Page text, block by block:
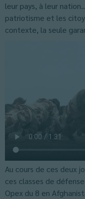
leur pays, à leur
patriotisme et les
contexte, la seule
Au cours de ces deux
ces classes de
Opex du 8 en